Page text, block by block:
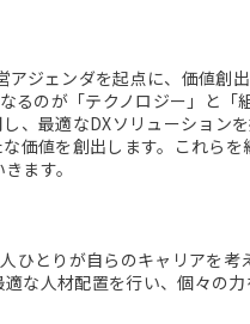
ジェンダを起点に、価値創
るのが「テクノロジー」と「
、最適なDXソリューション
価値を創出します。これらを
ます。
ひとりが自らのキャリアを考
な人材配置を行い、個々の